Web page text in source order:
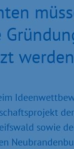
werden
sowie